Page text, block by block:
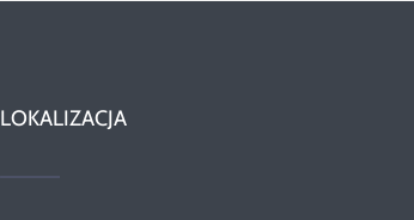
LOKALIZACJA